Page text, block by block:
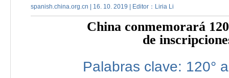
spanish.china.org.cn | 16. 10. 2019 | Editor：Liria Li
China conmemorará
de
Palabras clave: 120°